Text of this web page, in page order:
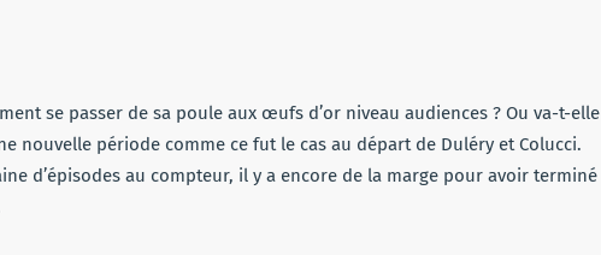
se passer de sa poule aux œufs d’or niveau audiences ? Ou va-t-elle
nouvelle période comme ce fut le cas au départ de Duléry et Colucci.
d’épisodes au compteur, il y a encore de la marge pour avoir terminé